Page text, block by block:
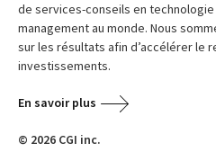
de services-conseils en technologie
management au monde. Nous
sur les résultats afin d’accélérer le
investissements.
En savoir plus
© 2026 CGI inc.